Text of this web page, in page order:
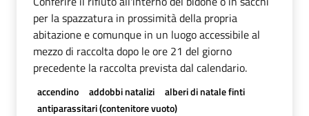
per la spazzatura in prossimità della propria
abitazione e comunque in un luogo accessibile al
mezzo di raccolta dopo le ore 21 del giorno
precedente la raccolta prevista dal calendario.
accendino addobbi natalizi
alberi di natale finti
antiparassitari (contenitore vuoto)